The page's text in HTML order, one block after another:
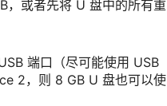
，或者先将 U 盘中的所有重
端口（尽可能使用 USB
2，则 8 GB U 盘也可以使